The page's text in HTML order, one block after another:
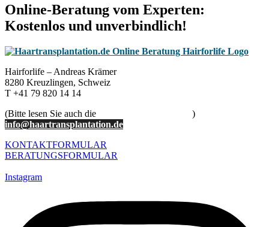
Online-Beratung vom Experten:
Kostenlos und unverbindlich!
Hairforlife – Andreas Krämer
8280 Kreuzlingen, Schweiz
T +41 79 820 14 14
(Bitte lesen Sie auch die
)
info@haartransplantation.de
KONTAKTFORMULAR
BERATUNGSFORMULAR
Instagram